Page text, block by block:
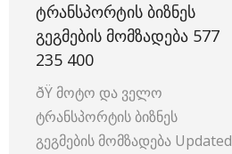
ᲢᲠᲐᲜᲡᲞᲝᲠᲢᲘᲡ ᲑᲘᲖᲜᲔᲡ
ᲒᲔᲒᲛᲔᲑᲘᲡ ᲛᲝᲛᲖᲐᲓᲔᲑᲐ 577
235 400
ðŸ️ მოტო და ველო
ტრანსპორტის ბიზნეს
გეგმების მომზადება Updated